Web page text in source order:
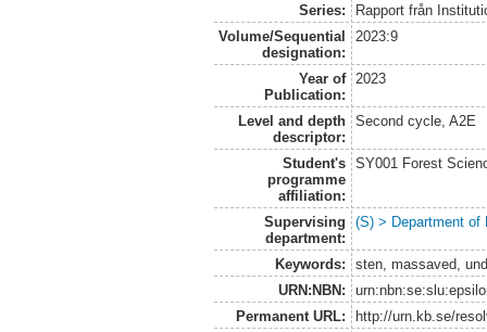
Series:
Rapport från
Volume/Sequential
designation:
2023:9
Year of
Publication:
2023
Level and depth
descriptor:
Second cycle, A2E
Student's
programme
affiliation:
SY001 Forest
Supervising
department:
(S) > Department of
Keywords:
sten, massaved,
URN:NBN:
Permanent URL:
http://urn.kb.se/